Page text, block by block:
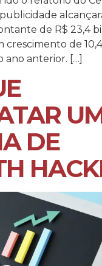
de R$ 23,4
de
ano anterior. […]
DE